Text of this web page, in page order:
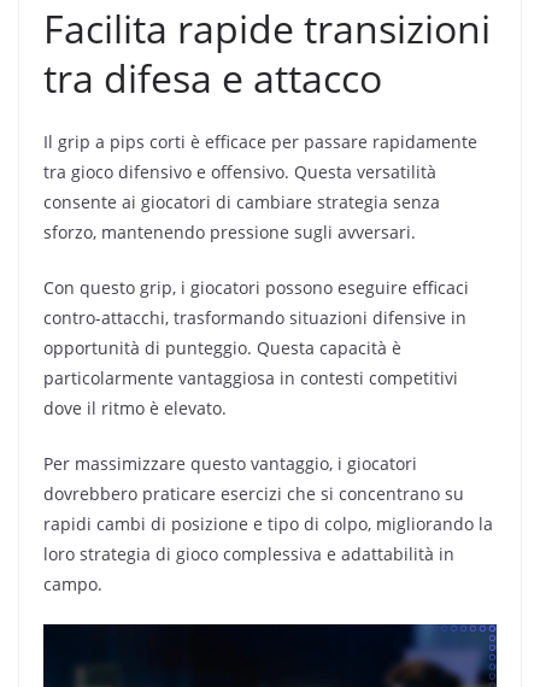
Facilita rapide transizioni
tra difesa e attacco
Il grip a pips corti è efficace per passare rapidamente
tra gioco difensivo e offensivo. Questa versatilità
consente ai giocatori di cambiare strategia senza
sforzo, mantenendo pressione sugli avversari.
Con questo grip, i giocatori possono eseguire efficaci
contro-attacchi, trasformando situazioni difensive in
opportunità di punteggio. Questa capacità è
particolarmente vantaggiosa in contesti competitivi
dove il ritmo è elevato.
Per massimizzare questo vantaggio, i giocatori
dovrebbero praticare esercizi che si concentrano su
rapidi cambi di posizione e tipo di colpo, migliorando la
loro strategia di gioco complessiva e adattabilità in
campo.